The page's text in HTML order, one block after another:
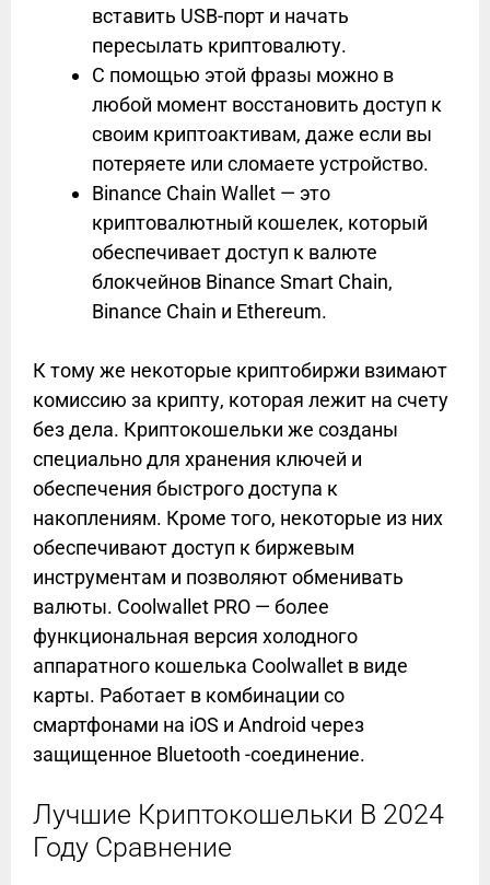
вставить USB-порт и начать
пересылать криптовалюту.
С помощью этой фразы можно в
любой момент восстановить доступ к
своим криптоактивам, даже если вы
потеряете или сломаете устройство.
Binance Chain Wallet — это
криптовалютный кошелек, который
обеспечивает доступ к валюте
блокчейнов Binance Smart Chain,
Binance Chain и Ethereum.
К тому же некоторые криптобиржи взимают
комиссию за крипту, которая лежит на счету
без дела. Криптокошельки же созданы
специально для хранения ключей и
обеспечения быстрого доступа к
накоплениям. Кроме того, некоторые из них
обеспечивают доступ к биржевым
инструментам и позволяют обменивать
валюты. Coolwallet PRO — более
функциональная версия холодного
аппаратного кошелька Coolwallet в виде
карты. Работает в комбинации со
смартфонами на iOS и Android через
защищенное Bluetooth -соединение.
Лучшие Криптокошельки В 2024
Году Сравнение